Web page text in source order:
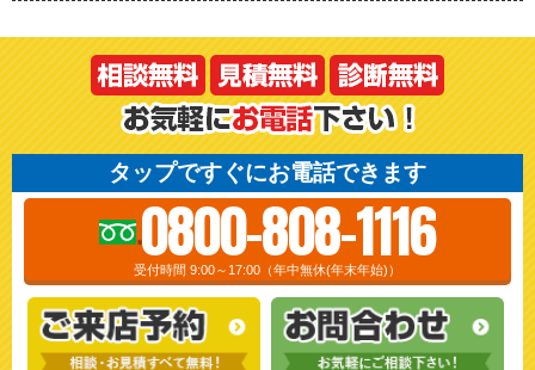
タップですぐにお電話できます
0800-808-1116
受付時間 9:00～17:00（年中無休(年末年始)）